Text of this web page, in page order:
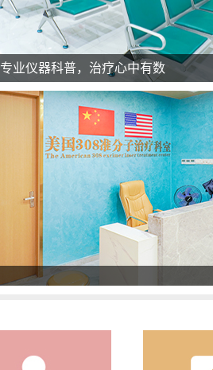
专业仪器科普，治疗心中有数